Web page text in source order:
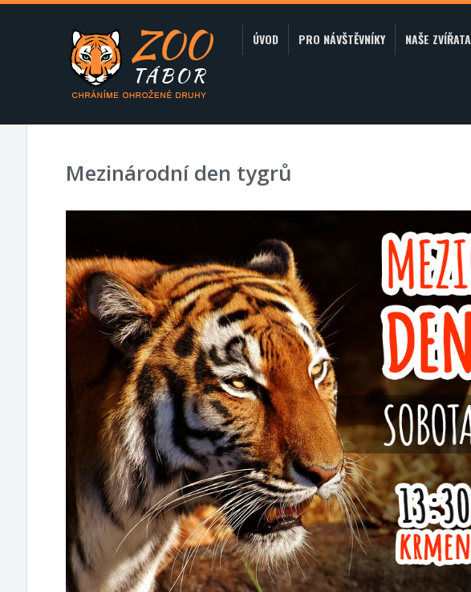
ÚVOD PRO NÁVŠTĚVNÍKY NAŠE ZVÍŘATA
Mezinárodní den tygrů